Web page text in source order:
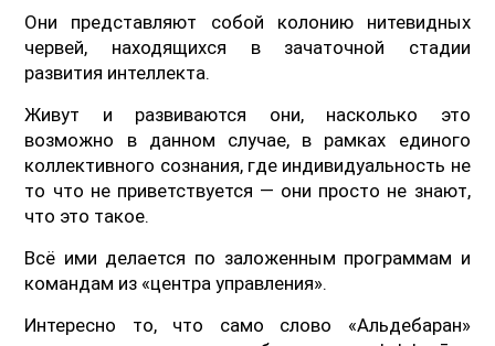
Они представляют собой колонию нитевидных
червей, находящихся в зачаточной стадии
развития интеллекта.
Живут и развиваются они, насколько это
возможно в данном случае, в рамках единого
коллективного сознания, где индивидуальность не
то что не приветствуется — они просто не знают,
что это такое.
Всё ими делается по заложенным программам и
командам из «центра управления».
Интересно то, что само слово «Альдебаран»